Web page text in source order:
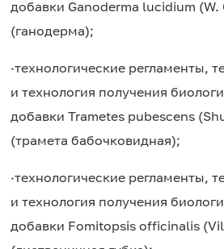
добавки Ganoderma lucidium (W.
(ганодерма);
·технологические регламенты,
и технология получения
добавки Trametes pubescens
(трамета бабочковидная);
·технологические регламенты,
и технология получения
добавки Fomitopsis officinalis